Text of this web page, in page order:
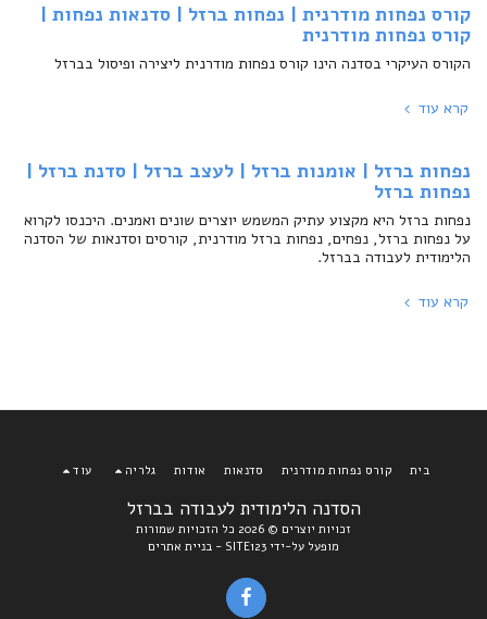
קורס נפחות מודרנית | נפחות ברזל | סדנאות נפחות |
קורס נפחות מודרנית
הקורס העיקרי בסדנה הינו קורס נפחות מודרנית ליצירה ופיסול בברזל
קרא עוד
נפחות ברזל | אומנות ברזל | לעצב ברזל | סדנת ברזל |
נפחות ברזל
נפחות ברזל היא מקצוע עתיק המשמש יוצרים שונים ואמנים. היכנסו לקרוא
על נפחות ברזל, נפחים, נפחות ברזל מודרנית, קורסים וסדנאות של הסדנה
הלימודית לעבודה בברזל.
קרא עוד
הסדנה הלימודית לעבודה בברזל
זכויות יוצרים © 2026 כל הזכויות שמורות
מופעל על-ידי SITE123
- בניית אתרים
בית קורס נפחות מודרנית סדנאות אודות גלריה עוד